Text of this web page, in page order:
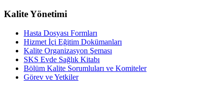
Kalite Yönetimi
Hasta Dosyası Formları
Hizmet İçi Eğitim Dokümanları
Kalite Organizasyon Şeması
SKS Evde Sağlık Kitabı
Bölüm Kalite Sorumluları ve Komiteler
Görev ve Yetkiler